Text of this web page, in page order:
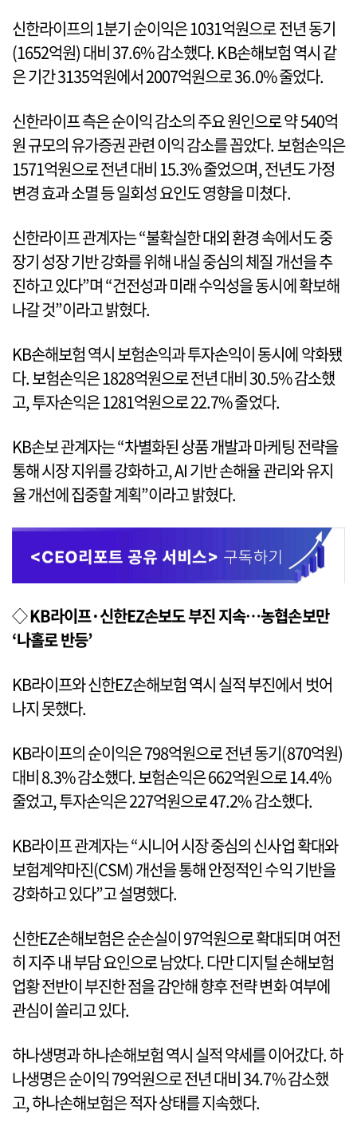
신한라이프의 1분기 순이익은 1031억원으로 전년 동기
(1652억원) 대비 37.6% 감소했다. KB손해보험 역시 같
은 기간 3135억원에서 2007억원으로 36.0% 줄었다.
신한라이프 측은 순이익 감소의 주요 원인으로 약 540억
원 규모의 유가증권 관련 이익 감소를 꼽았다. 보험손익은
1571억원으로 전년 대비 15.3% 줄었으며, 전년도 가정
변경 효과 소멸 등 일회성 요인도 영향을 미쳤다.
신한라이프 관계자는 “불확실한 대외 환경 속에서도 중
장기 성장 기반 강화를 위해 내실 중심의 체질 개선을 추
진하고 있다”며 “건전성과 미래 수익성을 동시에 확보해
나갈 것”이라고 밝혔다.
KB손해보험 역시 보험손익과 투자손익이 동시에 악화됐
다. 보험손익은 1828억원으로 전년 대비 30.5% 감소했
고, 투자손익은 1281억원으로 22.7% 줄었다.
KB손보 관계자는 “차별화된 상품 개발과 마케팅 전략을
통해 시장 지위를 강화하고, AI 기반 손해율 관리와 유지
율 개선에 집중할 계획”이라고 밝혔다.
◇KB라이프·신한EZ손보도 부진 지속…농협손보만
‘나홀로 반등’
KB라이프와 신한EZ손해보험 역시 실적 부진에서 벗어
나지 못했다.
KB라이프의 순이익은 798억원으로 전년 동기(870억원)
대비 8.3% 감소했다. 보험손익은 662억원으로 14.4%
줄었고, 투자손익은 227억원으로 47.2% 감소했다.
KB라이프 관계자는 “시니어 시장 중심의 신사업 확대와
보험계약마진(CSM) 개선을 통해 안정적인 수익 기반을
강화하고 있다”고 설명했다.
신한EZ손해보험은 순손실이 97억원으로 확대되며 여전
히 지주 내 부담 요인으로 남았다. 다만 디지털 손해보험
업황 전반이 부진한 점을 감안해 향후 전략 변화 여부에
관심이 쏠리고 있다.
하나생명과 하나손해보험 역시 실적 약세를 이어갔다. 하
나생명은 순이익 79억원으로 전년 대비 34.7% 감소했
고, 하나손해보험은 적자 상태를 지속했다.